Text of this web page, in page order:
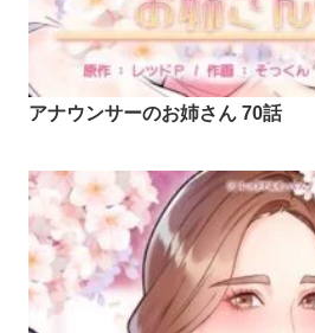
アナウンサーのお姉さん 70話